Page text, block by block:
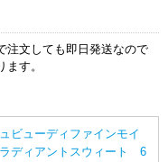
注文しても即日発送なので
す。
ビューディファインモイ
ディアントスウィート 6